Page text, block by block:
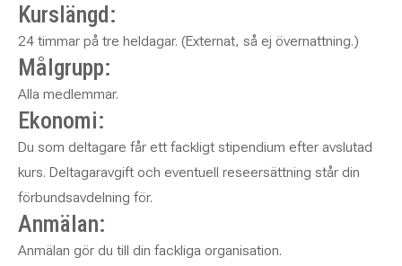
Kurslängd:
24 timmar på tre heldagar. (Externat, så ej övernattning.)
Målgrupp:
Alla medlemmar.
Ekonomi:
Du som deltagare får ett fackligt stipendium efter avslutad
kurs. Deltagaravgift och eventuell reseersättning står din
förbundsavdelning för.
Anmälan:
Anmälan gör du till din fackliga organisation.